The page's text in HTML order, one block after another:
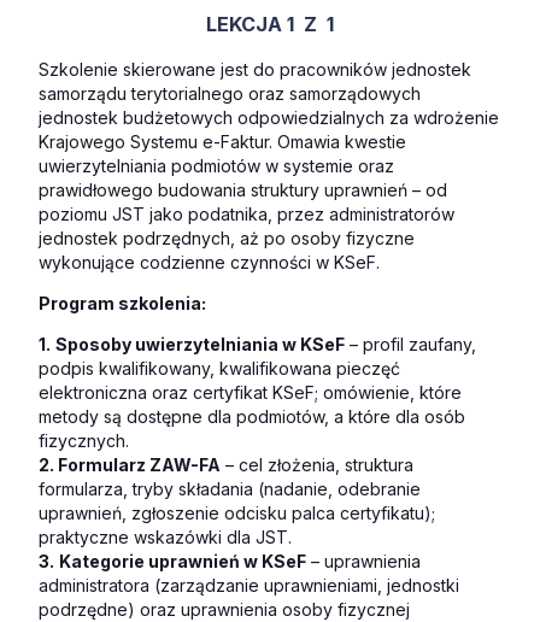
LEKCJA 1 Z 1
Szkolenie skierowane jest do pracowników jednostek
samorządu terytorialnego oraz samorządowych
jednostek budżetowych odpowiedzialnych za wdrożenie
Krajowego Systemu e-Faktur. Omawia kwestie
uwierzytelniania podmiotów w systemie oraz
prawidłowego budowania struktury uprawnień – od
poziomu JST jako podatnika, przez administratorów
jednostek podrzędnych, aż po osoby fizyczne
wykonujące codzienne czynności w KSeF.
Program szkolenia:
1. Sposoby uwierzytelniania w KSeF – profil zaufany,
podpis kwalifikowany, kwalifikowana pieczęć
elektroniczna oraz certyfikat KSeF; omówienie, które
metody są dostępne dla podmiotów, a które dla osób
fizycznych.
2. Formularz ZAW-FA – cel złożenia, struktura
formularza, tryby składania (nadanie, odebranie
uprawnień, zgłoszenie odcisku palca certyfikatu);
praktyczne wskazówki dla JST.
3. Kategorie uprawnień w KSeF – uprawnienia
administratora (zarządzanie uprawnieniami, jednostki
podrzędne) oraz uprawnienia osoby fizycznej